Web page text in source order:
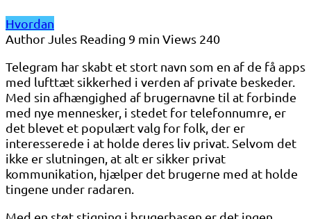
Hvordan
AuthorJules Reading 9 min Views 240
Telegram har skabt et stort navn som en af ​​de få apps
med lufttæt sikkerhed i verden af ​​private beskeder.
Med sin afhængighed af brugernavne til at forbinde
med nye mennesker, i stedet for telefonnumre, er
det blevet et populært valg for folk, der er
interesserede i at holde deres liv privat. Selvom det
ikke er slutningen, at alt er sikker privat
kommunikation, hjælper det brugerne med at holde
tingene under radaren.